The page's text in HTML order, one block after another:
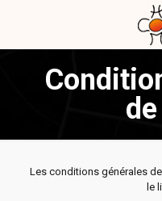
Les conditions générales
le